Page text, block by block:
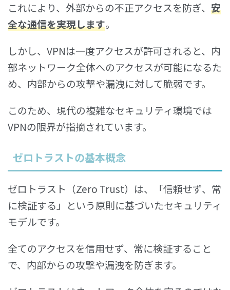
これにより、外部からの不正アクセスを防ぎ、 安
全な通信を実現します。
しかし、VPNは一度アクセスが許可されると、内
部ネットワーク全体へのアクセスが可能になるた
め、内部からの攻撃や漏洩に対して脆弱です。
このため、現代の複雑なセキュリティ環境では
VPNの限界が指摘されています。
ゼロトラストの基本概念
ゼロトラスト（Zero Trust）は、「信頼せず、常
に検証する」という原則に基づいたセキュリティ
モデルです。
全てのアクセスを信用せず、常に検証すること
で、内部からの攻撃や漏洩を防ぎます。